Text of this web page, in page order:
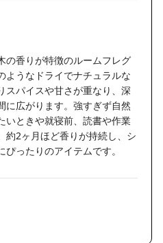
の香りが特徴のルームフレグ
ようなドライでナチュラルな
スパイスや甘さが重なり、深
に広がります。強すぎず自然
いときや就寝前、読書や作業
約2ヶ月ほど香りが持続し、シ
ったりのアイテムです。